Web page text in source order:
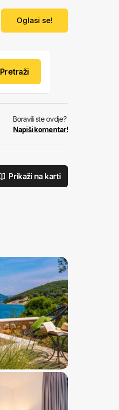
Oglasi se!
Pretraži
Boravili ste ovdje?
Napiši komentar!
Prikaži na karti